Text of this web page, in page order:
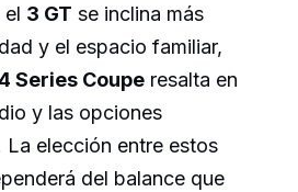
3 GT se inclina más
y el espacio familiar,
Series Coupe resalta en
y las opciones
La elección entre estos
del balance que